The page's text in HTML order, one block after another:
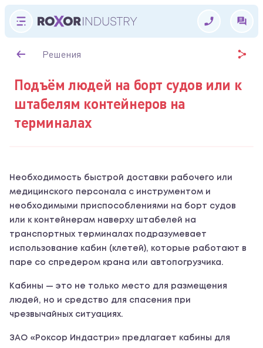
Решения
Подъём людей на борт судов или к
штабелям контейнеров на
терминалах
Необходимость быстрой доставки рабочего или
медицинского персонала с инструментом и
необходимыми приспособлениями на борт судов
или к контейнерам наверху штабелей на
транспортных терминалах подразумевает
использование кабин (клетей), которые работают в
паре со спредером крана или автопогрузчика.
Кабины — это не только место для размещения
людей, но и средство для спасения при
чрезвычайных ситуациях.
ЗАО «Роксор Индастри» предлагает кабины для